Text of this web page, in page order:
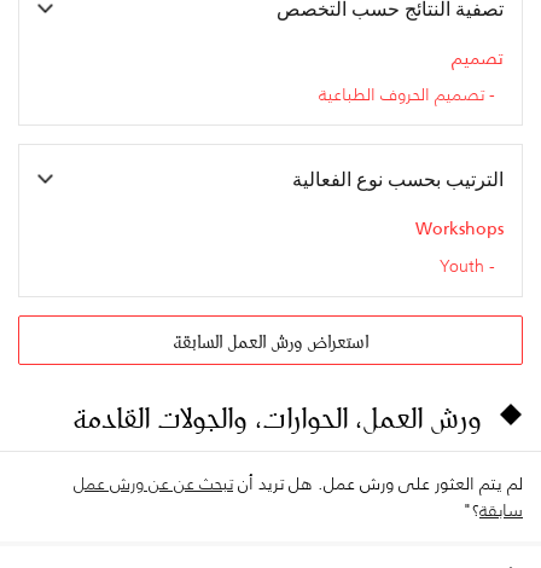
تصفية النتائج حسب التخصص
تصميم
تصميم الحروف الطباعية
الترتيب بحسب نوع الفعالية
Workshops
Youth
استعراض ورش العمل السابقة
ورش العمل، الحوارات، والجولات القادمة
لم يتم العثور على ورش عمل. هل تريد أنتبحث عن عن ورش عمل
سابقة؟"